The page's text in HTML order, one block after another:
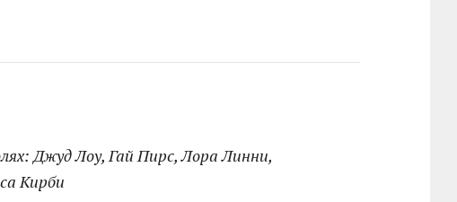
Джуд Лоу, Гай Пирс, Лора Линни,
Кирби